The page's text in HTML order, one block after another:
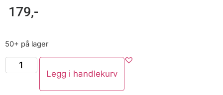
179,-
50+ på lager
Legg i handlekurv